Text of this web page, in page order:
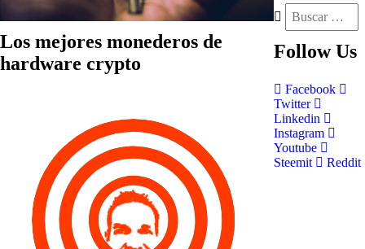
Los mejores monederos de
hardware crypto
Follow Us
Facebook
Twitter
Linkedin
Instagram
Youtube
Steemit
Reddit